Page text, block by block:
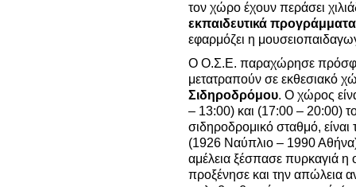
τον χώρο έχουν περάσει
εκπαιδευτικά προγράμματα
εφαρμόζει η
Ο Ο.Σ.Ε. παραχώρησε
μετατραπούν σε εκθεσιακό
Σιδηροδρόμου. Ο χώρος
– 13:00) και (17:00 – 20:00)
σιδηροδρομικό σταθμό,
(1926 Ναύπλιο – 1990
αμέλεια ξέσπασε πυρκαγιά η
προξένησε και την απώλεια